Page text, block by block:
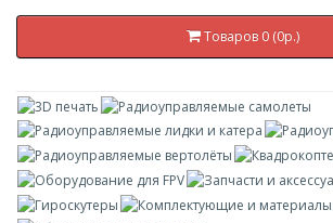
Товаров 0 (0р.)